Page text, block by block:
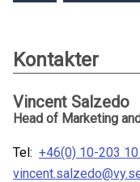
Kontakter
Vincent Salzedo
Head of Marketing
Tel: +46(0) 10-203